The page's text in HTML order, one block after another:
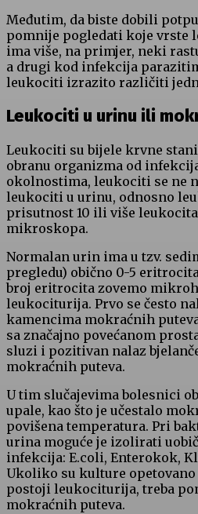
Međutim, da biste dobili
pomnije pogledati koje vrste
ima više, na primjer, neki
a drugi kod infekcija
leukociti izrazito različiti
Leukociti u urinu ili
Leukociti su bijele krvne
obranu organizma od
okolnostima, leukociti se ne
leukociti u urinu, odnosno
prisutnost 10 ili više
mikroskopa.
Normalan urin ima u tzv.
pregledu) obično 0-5
broj eritrocita zovemo
leukociturija. Prvo se često
kamencima mokraćnih
sa značajno povećanom
sluzi i pozitivan nalaz
mokraćnih puteva.
U tim slučajevima bolesnici
upale, kao što je učestalo
povišena temperatura. Pri
urina moguće je izolirati
infekcija: E.coli, Enterokok,
Ukoliko su kulture
postoji leukociturija, treba
mokraćnih puteva.